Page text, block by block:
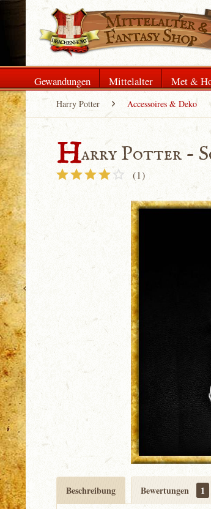
Gewandungen Mittelalter Met &
Harry Potter Accessoires & Deko
Harry Potter -
(1)
Beschreibung Bewertungen 1